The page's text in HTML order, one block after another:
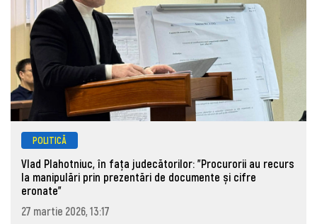
POLITICĂ
Vlad Plahotniuc, în fața judecătorilor: "Procurorii au recurs
la manipulări prin prezentări de documente și cifre
eronate"
27 martie 2026, 13:17